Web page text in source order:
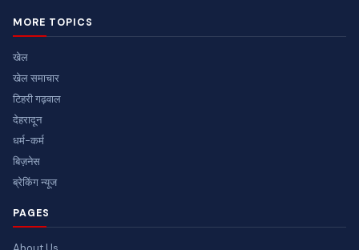
MORE TOPICS
खेल
खेल समाचार
टिहरी गढ़वाल
देहरादून
धर्म-कर्म
बिज़नेस
ब्रेकिंग न्यूज
PAGES